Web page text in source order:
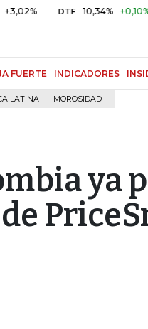
DTF 10,34% +0,10%
FUERTE INDICADORES
LATINA MOROSIDAD
ya